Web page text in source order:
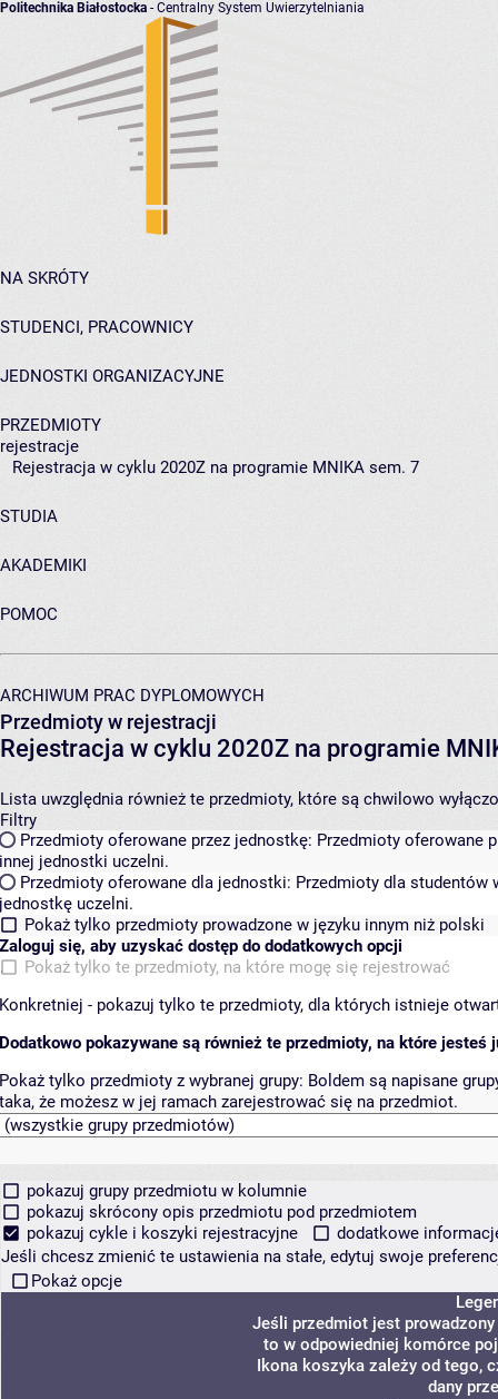
Politechnika Białostocka - Centralny System Uwierzytelniania
NA SKRÓTY
STUDENCI, PRACOWNICY
JEDNOSTKI ORGANIZACYJNE
PRZEDMIOTY
rejestracje
Rejestracja w cyklu 2020Z na programie MNIKA sem. 7
STUDIA
AKADEMIKI
POMOC
ARCHIWUM PRAC DYPLOMOWYCH
Przedmioty w rejestracji
Rejestracja w cyklu 2020Z na programie
Lista uwzględnia również te przedmioty, które są chwilowo
Filtry
Przedmioty oferowane przez jednostkę: Przedmioty oferowane
innej jednostki uczelni.
Przedmioty oferowane dla jednostki: Przedmioty dla studentów
jednostkę uczelni.
Pokaż tylko przedmioty prowadzone w języku innym niż polski
Zaloguj się, aby uzyskać dostęp do dodatkowych opcji
Pokaż tylko te przedmioty, na które mogę się rejestrować
Konkretniej - pokazuj tylko te przedmioty, dla których istnieje
Dodatkowo pokazywane są również te przedmioty, na które jesteś
Pokaż tylko przedmioty z wybranej grupy: Boldem są napisane
taka, że możesz w jej ramach zarejestrować się na przedmiot.
pokazuj grupy przedmiotu w kolumnie
pokazuj skrócony opis przedmiotu pod przedmiotem
pokazuj cykle i koszyki rejestracyjne
dodatkowe
Jeśli chcesz zmienić te ustawienia na stałe, edytuj swoje
Pokaż opcje
Jeśli przedmiot jest
to w odpowiedniej komórce
Ikona koszyka zależy od tego,
dany